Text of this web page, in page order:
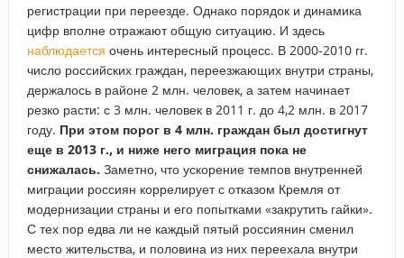
регистрации при переезде. Однако порядок и динамика
цифр вполне отражают общую ситуацию. И здесь
наблюдается очень интересный процесс. В 2000-2010 гг.
число российских граждан, переезжающих внутри страны,
держалось в районе 2 млн. человек, а затем начинает
резко расти: с 3 млн. человек в 2011 г. до 4,2 млн. в 2017
году. При этом порог в 4 млн. граждан был достигнут
еще в 2013 г., и ниже него миграция пока не
снижалась. Заметно, что ускорение темпов внутренней
миграции россиян коррелирует с отказом Кремля от
модернизации страны и его попытками «закрутить гайки».
С тех пор едва ли не каждый пятый россиянин сменил
место жительства, и половина из них переехала внутри